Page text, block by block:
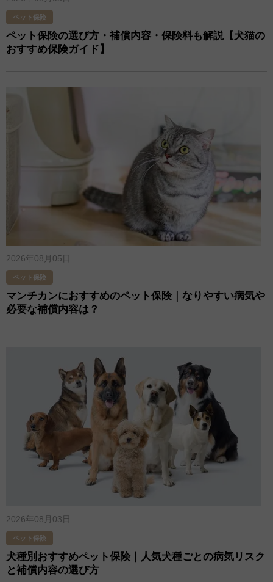
ペット保険
ペット保険の選び方・補償内容・保険料も解説【犬猫の
おすすめ保険ガイド】
2026年08月05日
ペット保険
マンチカンにおすすめのペット保険｜なりやすい病気や
必要な補償内容は？
2026年08月03日
ペット保険
犬種別おすすめペット保険｜人気犬種ごとの病気リスク
と補償内容の選び方